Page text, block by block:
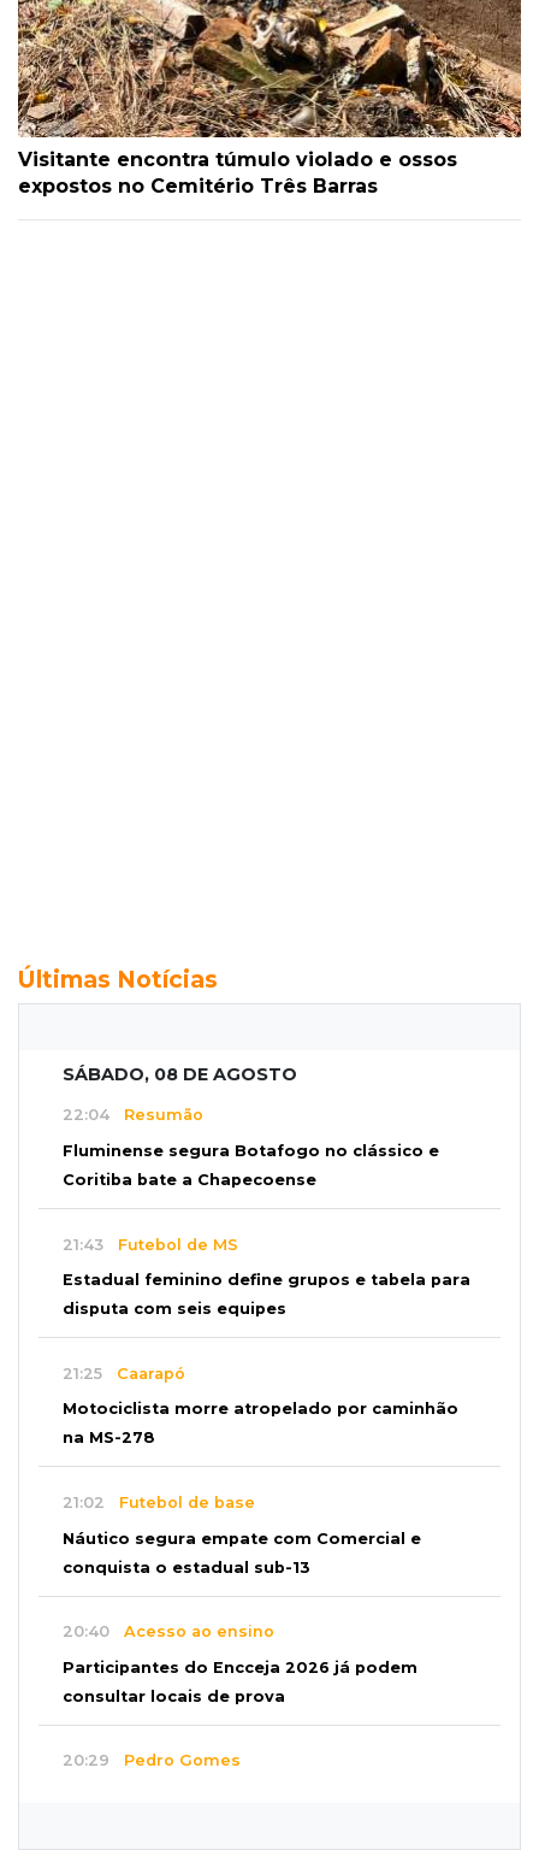
Visitante encontra túmulo violado e ossos
expostos no Cemitério Três Barras
Últimas Notícias
SÁBADO, 08 DE AGOSTO
22:04 Resumão
Fluminense segura Botafogo no clássico e
Coritiba bate a Chapecoense
21:43 Futebol de MS
Estadual feminino define grupos e tabela para
disputa com seis equipes
21:25 Caarapó
Motociclista morre atropelado por caminhão
na MS-278
21:02 Futebol de base
Náutico segura empate com Comercial e
conquista o estadual sub-13
20:40 Acesso ao ensino
Participantes do Encceja 2026 já podem
consultar locais de prova
20:29 Pedro Gomes